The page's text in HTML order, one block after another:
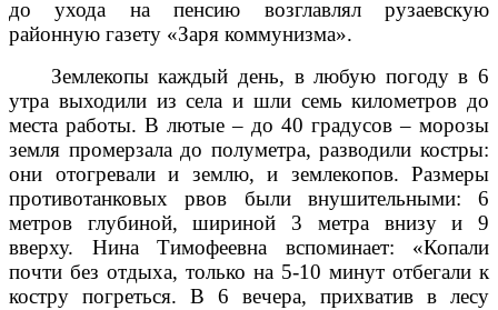
до ухода на пенсию возглавлял рузаевскую
районную газету «Заря коммунизма».
Землекопы каждый день, в любую погоду в 6
утра выходили из села и шли семь километров до
места работы. В лютые – до 40 градусов – морозы
земля промерзала до полуметра, разводили костры:
они отогревали и землю, и землекопов. Размеры
противотанковых рвов были внушительными: 6
метров глубиной, шириной 3 метра внизу и 9
вверху. Нина Тимофеевна вспоминает: «Копали
почти без отдыха, только на 5-10 минут отбегали к
костру погреться. В 6 вечера, прихватив в лесу